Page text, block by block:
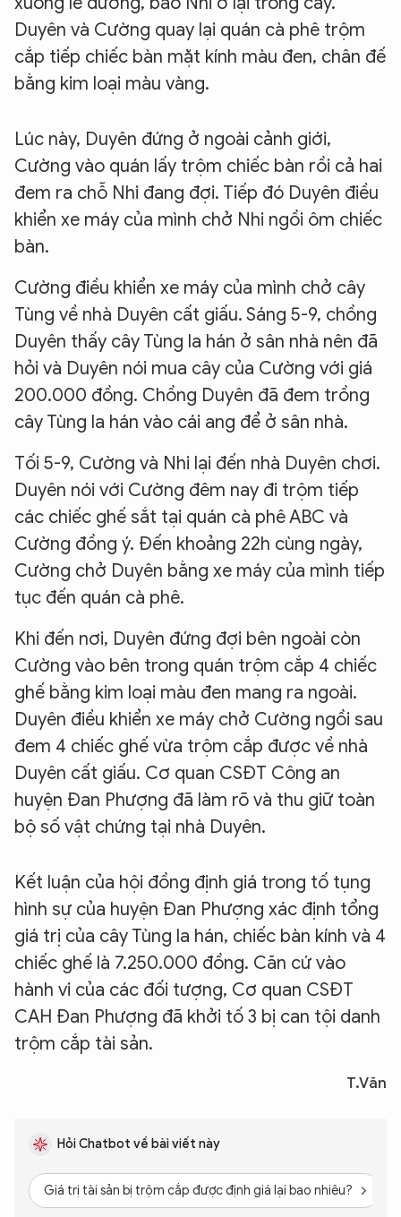
Duyên và Cường quay lại quán cà phê trộm
cắp tiếp chiếc bàn mặt kính màu đen, chân đế
bằng kim loại màu vàng.
Lúc này, Duyên đứng ở ngoài cảnh giới,
Cường vào quán lấy trộm chiếc bàn rồi cả hai
đem ra chỗ Nhi đang đợi. Tiếp đó Duyên điều
khiển xe máy của mình chở Nhi ngồi ôm chiếc
bàn.
Cường điều khiển xe máy của mình chở cây
Tùng về nhà Duyên cất giấu. Sáng 5-9, chồng
Duyên thấy cây Tùng la hán ở sân nhà nên đã
hỏi và Duyên nói mua cây của Cường với giá
200.000 đồng. Chồng Duyên đã đem trồng
cây Tùng la hán vào cái ang để ở sân nhà.
Tối 5-9, Cường và Nhi lại đến nhà Duyên chơi.
Duyên nói với Cường đêm nay đi trộm tiếp
các chiếc ghế sắt tại quán cà phê ABC và
Cường đồng ý. Đến khoảng 22h cùng ngày,
Cường chở Duyên bằng xe máy của mình tiếp
tục đến quán cà phê.
Khi đến nơi, Duyên đứng đợi bên ngoài còn
Cường vào bên trong quán trộm cắp 4 chiếc
ghế bằng kim loại màu đen mang ra ngoài.
Duyên điều khiển xe máy chở Cường ngồi sau
đem 4 chiếc ghế vừa trộm cắp được về nhà
Duyên cất giấu. Cơ quan CSĐT Công an
huyện Đan Phượng đã làm rõ và thu giữ toàn
bộ số vật chứng tại nhà Duyên.
Kết luận của hội đồng định giá trong tố tụng
hình sự của huyện Đan Phượng xác định tổng
giá trị của cây Tùng la hán, chiếc bàn kính và 4
chiếc ghế là 7.250.000 đồng. Căn cứ vào
hành vi của các đối tượng, Cơ quan CSĐT
CAH Đan Phượng đã khởi tố 3 bị can tội danh
trộm cắp tài sản.
T.Văn
Hỏi Chatbot về bài viết này
Giá trị tài sản bị trộm cắp được định giá lại bao nhiêu?